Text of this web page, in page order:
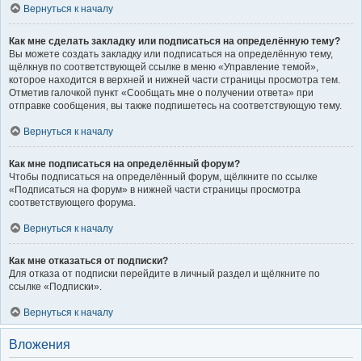
Вернуться к началу
Как мне сделать закладку или подписаться на определённую тему?
Вы можете создать закладку или подписаться на определённую тему,
щёлкнув по соответствующей ссылке в меню «Управление темой»,
которое находится в верхней и нижней части страницы просмотра тем.
Отметив галочкой пункт «Сообщать мне о получении ответа» при
отправке сообщения, вы также подпишетесь на соответствующую тему.
Вернуться к началу
Как мне подписаться на определённый форум?
Чтобы подписаться на определённый форум, щёлкните по ссылке
«Подписаться на форум» в нижней части страницы просмотра
соответствующего форума.
Вернуться к началу
Как мне отказаться от подписки?
Для отказа от подписки перейдите в личный раздел и щёлкните по
ссылке «Подписки».
Вернуться к началу
Вложения